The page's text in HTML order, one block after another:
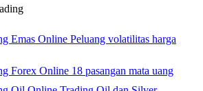
Emas Online Peluang volatilitas harga
Forex Online 18 pasangan mata uang